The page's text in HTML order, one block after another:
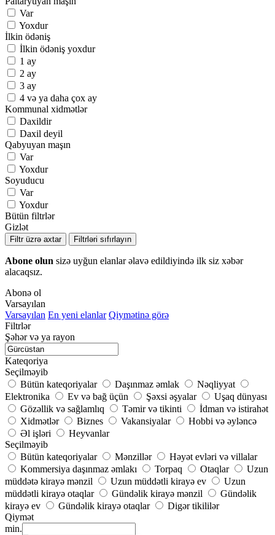
Var
Yoxdur
İlkin ödəniş
İlkin ödəniş yoxdur
1 ay
2 ay
3 ay
4 və ya daha çox ay
Kommunal xidmətlər
Daxildir
Daxil deyil
Qabyuyan maşın
Var
Yoxdur
Soyuducu
Var
Yoxdur
Bütün filtrlər
Gizlət
Filtr üzrə axtar Filtrləri sıfırlayın
Abone olun sizə uyğun elanlar əlavə edildiyində ilk siz xəbər
alacaqsız.
Abonə ol
Varsayılan
Varsayılan En yeni elanlar Qiymətinə görə
Filtrlər
Şəhər və ya rayon
Kateqoriya
Seçilməyib
Bütün kateqoriyalar
Daşınmaz əmlak
Nəqliyyat
Elektronika
Ev və bağ üçün Şəxsi əşyalar
Uşaq dünyası
Gözəllik və sağlamlıq
Təmir və tikinti
İdman və istirahət
Xidmətlər
Biznes Vakansiyalar
Hobbi və əyləncə
Əl işləri
Heyvanlar
Seçilməyib
Bütün kateqoriyalar
Mənzillər
Həyət evləri və villalar
Kommersiya daşınmaz əmlakı
Torpaq Otaqlar
Uzun
müddətə kirayə mənzil
Uzun müddətli kirayə ev
Uzun
müddətli kirayə otaqlar
Gündəlik kirayə mənzil
Gündəlik
kirayə ev
Gündəlik kirayə otaqlar
Digər tikililər
Qiymət
min.